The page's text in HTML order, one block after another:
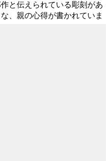
と伝えられている彫刻があ
、親の心得が書かれていま